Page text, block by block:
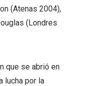
(Atenas 2004),
(Londres
que se abrió en
lucha por la